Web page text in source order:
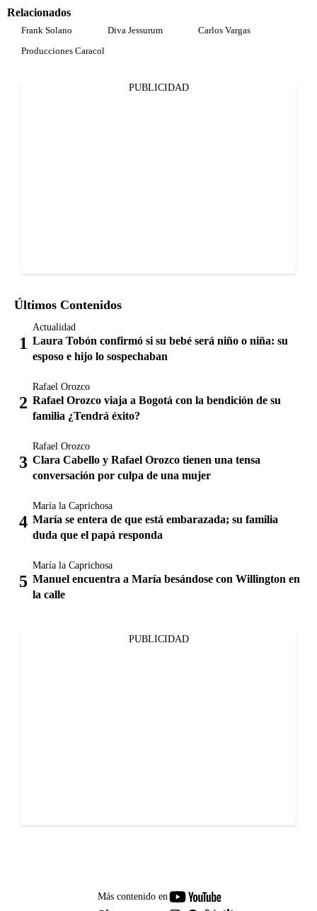
Relacionados
Frank Solano Diva Jessurum
Carlos Vargas
Producciones Caracol
PUBLICIDAD
Últimos Contenidos
Actualidad
Laura Tobón confirmó si su bebé será niño o niña: su
esposo e hijo lo sospechaban
Rafael Orozco
Rafael Orozco viaja a Bogotá con la bendición de su
familia ¿Tendrá éxito?
Rafael Orozco
Clara Cabello y Rafael Orozco tienen una tensa
conversación por culpa de una mujer
María la Caprichosa
María se entera de que está embarazada; su familia
duda que el papá responda
María la Caprichosa
Manuel encuentra a María besándose con Willington en
la calle
PUBLICIDAD
Más contenido en
youtube-